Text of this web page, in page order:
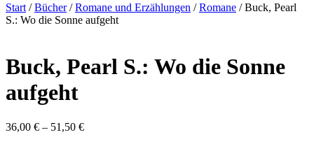
Skip
to
Start /Bücher/Romane und Erzählungen /Romane / Buck, Pearl
S.: Wo die Sonne aufgeht
Buck, Pearl S.: Wo die Sonne
aufgeht
36,00 € – 51,50 €Preisspanne: